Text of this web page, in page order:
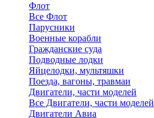
Флот
Все Флот
Парусники
Военные корабли
Гражданские суда
Подводные лодки
Яйцелодки, мультяшки
Поезда, вагоны, травмаи
Двигатели, части моделей
Все Двигатели, части моделей
Двигатели Авиа